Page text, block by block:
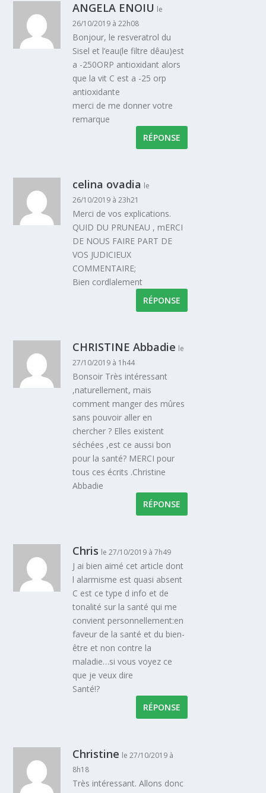
ANGELA ENOIU le
26/10/2019 à 22h08
Bonjour, le resveratrol du
Sisel et l’eau(le filtre dêau)est
a -250ORP antioxidant alors
que la vit C est a -25 orp
antioxidante
merci de me donner votre
remarque
RÉPONSE
celina ovadia le
26/10/2019 à 23h21
Merci de vos explications.
QUID DU PRUNEAU , mERCI
DE NOUS FAIRE PART DE
VOS JUDICIEUX
COMMENTAIRE;
Bien cordlalement
RÉPONSE
CHRISTINE Abbadie le
27/10/2019 à 1h44
Bonsoir Très intéressant
,naturellement, mais
comment manger des mûres
sans pouvoir aller en
chercher ? Elles existent
séchées ,est ce aussi bon
pour la santé? MERCI pour
tous ces écrits .Christine
Abbadie
RÉPONSE
Chris le 27/10/2019 à 7h49
J ai bien aimé cet article dont
l alarmisme est quasi absent
C est ce type d info et de
tonalité sur la santé qui me
convient personnellement:en
faveur de la santé et du bien-
être et non contre la
maladie…si vous voyez ce
que je veux dire
Santé!?
RÉPONSE
Christine le 27/10/2019 à
8h18
Très intéressant. Allons donc